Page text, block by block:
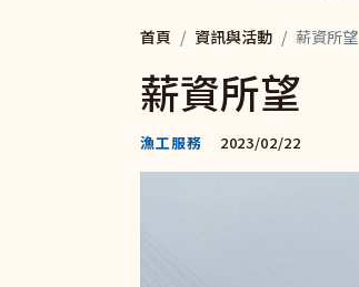
首頁 資訊與活動 薪資所望
薪資所望
漁工服務 2023/02/22